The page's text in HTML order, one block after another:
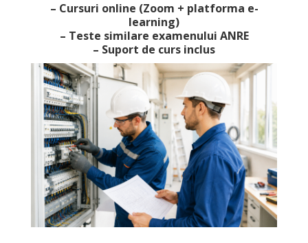
– Cursuri online (Zoom + platforma e-
learning)
– Teste similare examenului ANRE
– Suport de curs inclus